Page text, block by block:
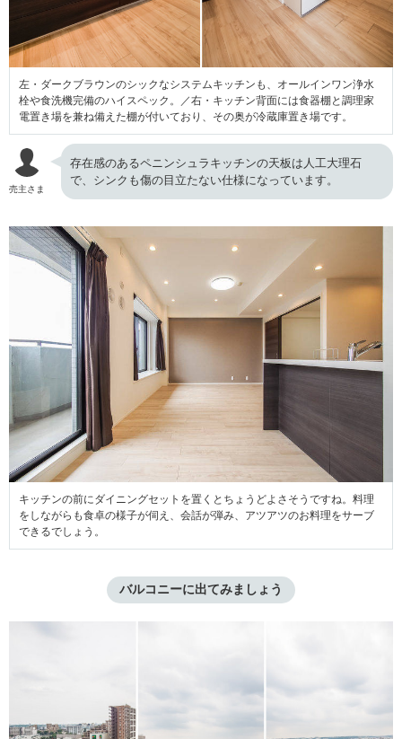
左・ダークブラウンのシックなシステムキッチンも、オールインワン浄水
栓や食洗機完備のハイスペック。／右・キッチン背面には食器棚と調理家
電置き場を兼ね備えた棚が付いており、その奥が冷蔵庫置き場です。
売主さま
存在感のあるペニンシュラキッチンの天板は人工大理石
で、シンクも傷の目立たない仕様になっています。
キッチンの前にダイニングセットを置くとちょうどよさそうですね。料理
をしながらも食卓の様子が伺え、会話が弾み、アツアツのお料理をサーブ
できるでしょう。
バルコニーに出てみましょう